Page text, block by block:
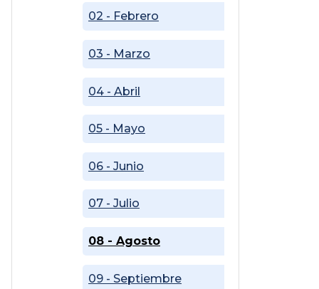
02 - Febrero
03 - Marzo
04 - Abril
05 - Mayo
06 - Junio
07 - Julio
08 - Agosto
09 - Septiembre